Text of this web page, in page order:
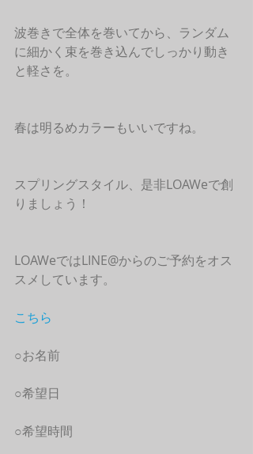
波巻きで全体を巻いてから、ランダム
に細かく束を巻き込んでしっかり動き
と軽さを。
春は明るめカラーもいいですね。
スプリングスタイル、是非LOAWeで創
りましょう！
LOAWeではLINE@からのご予約をオス
スメしています。
こちら
○お名前
○希望日
○希望時間